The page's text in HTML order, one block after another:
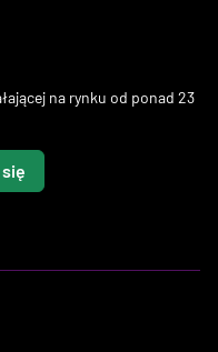
na rynku od ponad 23